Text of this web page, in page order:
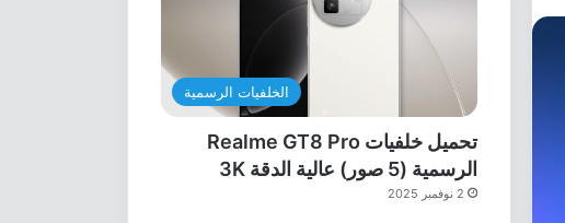
الخلفيات الرسمية
تحميل خلفيات Realme GT8 Pro
الرسمية (5 صور) عالية الدقة 3K
2 نوفمبر 2025